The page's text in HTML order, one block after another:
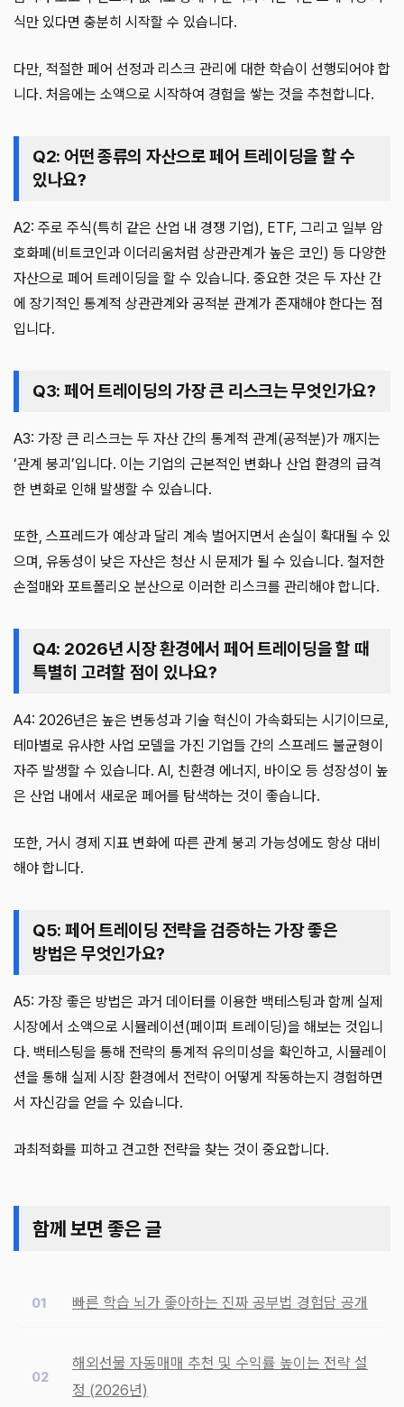
식만 있다면 충분히 시작할 수 있습니다.
다만, 적절한 페어 선정과 리스크 관리에 대한 학습이 선행되어야 합
니다. 처음에는 소액으로 시작하여 경험을 쌓는 것을 추천합니다.
Q2: 어떤 종류의 자산으로 페어 트레이딩을 할 수
있나요?
A2: 주로 주식(특히 같은 산업 내 경쟁 기업), ETF, 그리고 일부 암
호화폐(비트코인과 이더리움처럼 상관관계가 높은 코인) 등 다양한
자산으로 페어 트레이딩을 할 수 있습니다. 중요한 것은 두 자산 간
에 장기적인 통계적 상관관계와 공적분 관계가 존재해야 한다는 점
입니다.
Q3: 페어 트레이딩의 가장 큰 리스크는 무엇인가요?
A3: 가장 큰 리스크는 두 자산 간의 통계적 관계(공적분)가 깨지는
‘관계 붕괴’입니다. 이는 기업의 근본적인 변화나 산업 환경의 급격
한 변화로 인해 발생할 수 있습니다.
또한, 스프레드가 예상과 달리 계속 벌어지면서 손실이 확대될 수 있
으며, 유동성이 낮은 자산은 청산 시 문제가 될 수 있습니다. 철저한
손절매와 포트폴리오 분산으로 이러한 리스크를 관리해야 합니다.
Q4: 2026년 시장 환경에서 페어 트레이딩을 할 때
특별히 고려할 점이 있나요?
A4: 2026년은 높은 변동성과 기술 혁신이 가속화되는 시기이므로,
테마별로 유사한 사업 모델을 가진 기업들 간의 스프레드 불균형이
자주 발생할 수 있습니다. AI, 친환경 에너지, 바이오 등 성장성이 높
은 산업 내에서 새로운 페어를 탐색하는 것이 좋습니다.
또한, 거시 경제 지표 변화에 따른 관계 붕괴 가능성에도 항상 대비
해야 합니다.
Q5: 페어 트레이딩 전략을 검증하는 가장 좋은
방법은 무엇인가요?
A5: 가장 좋은 방법은 과거 데이터를 이용한 백테스팅과 함께 실제
시장에서 소액으로 시뮬레이션(페이퍼 트레이딩)을 해보는 것입니
다. 백테스팅을 통해 전략의 통계적 유의미성을 확인하고, 시뮬레이
션을 통해 실제 시장 환경에서 전략이 어떻게 작동하는지 경험하면
서 자신감을 얻을 수 있습니다.
과최적화를 피하고 견고한 전략을 찾는 것이 중요합니다.
함께 보면 좋은 글
빠른 학습 뇌가 좋아하는 진짜 공부법 경험담 공개
해외선물 자동매매 추천 및 수익률 높이는 전략 설
정 (2026년)